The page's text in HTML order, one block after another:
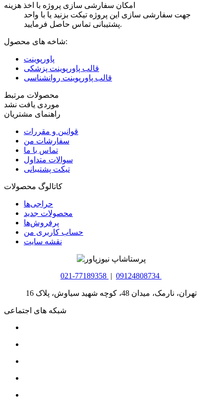
امکان سفارشی سازی پروژه با اخذ هزینه
جهت سفارشی سازی این پروژه تیکت بزنید یا با واحد
پشتیبانی تماس حاصل فرمایید.
شاخه های محصول:
پاورپوینت
قالب پاورپوینت پزشکی
قالب پاورپوینت روانشناسی
محصولات مرتبط
موردی یافت نشد
راهنمای مشتریان
قوانین و مقررات
سفارشات من
تماس با ما
سوالات متداول
تیکت پشتیبانی
کاتالوگ محصولات
حراجی‌ها
محصولات جدید
پرفروش‌ها
حساب کاربری من
نقشه سایت
021-77189358 | 09124808734
تهران، نارمک، میدان 48، کوچه شهید سیاوش، پلاک 16
شبکه های اجتماعی